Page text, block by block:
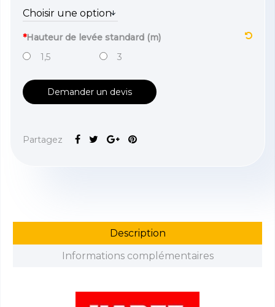
*Hauteur de levée standard (m)
1,5
3
Demander un devis
Partagez
Description
Informations complémentaires